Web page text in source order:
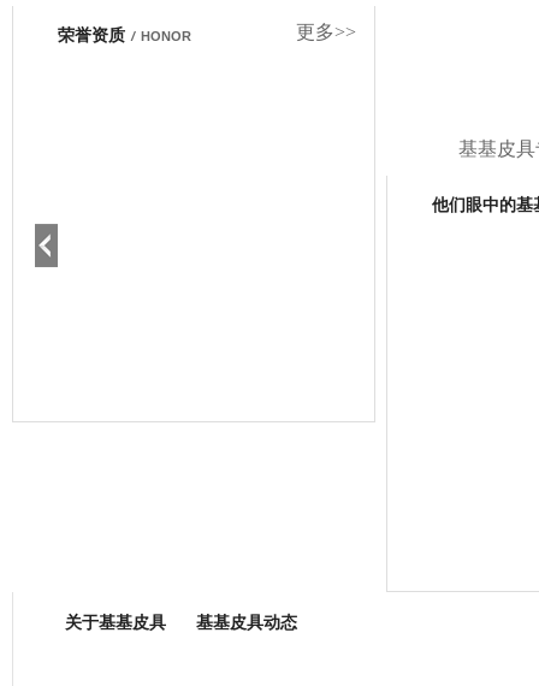
基基皮
更多>>
荣誉资质 / HONOR
他们眼中的基
关于基基皮具 基基皮具动态